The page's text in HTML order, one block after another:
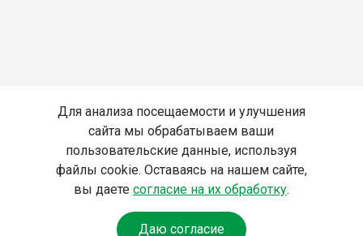
Для анализа посещаемости и улучшения
сайта мы обрабатываем ваши
пользовательские данные, используя
файлы cookie. Оставаясь на нашем сайте,
вы даете согласие на их обработку.
Даю согласие